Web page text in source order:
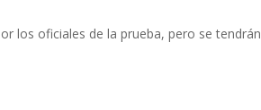
los oficiales de la prueba, pero se tendrán